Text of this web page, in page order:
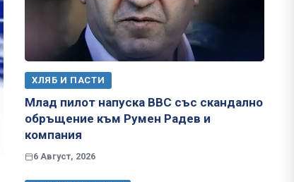
ХЛЯБ И ПАСТИ
Млад пилот напуска ВВС със скандално
обръщение към Румен Радев и
компания
6 Август, 2026